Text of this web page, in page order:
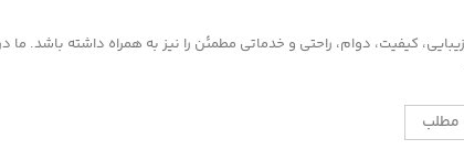
کیفیت، دوام، راحتی و خدماتی مطمئن را نیز به همراه داشته باشد. ما
مطلب